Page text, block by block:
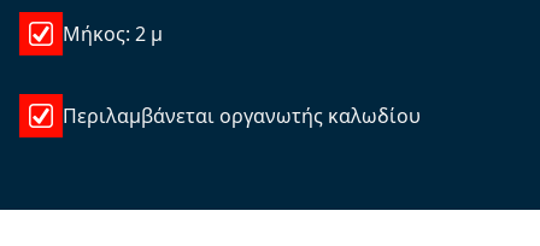
Μήκος: 2 μ
Περιλαμβάνεται οργανωτής καλωδίου